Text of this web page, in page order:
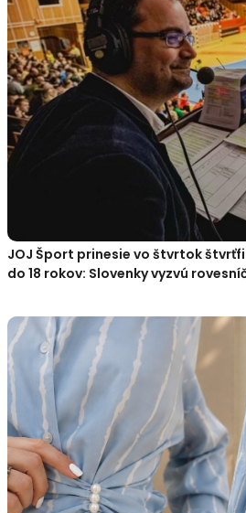
JOJ Šport prinesie vo štvrtok
do 18 rokov: Slovenky vyzvú